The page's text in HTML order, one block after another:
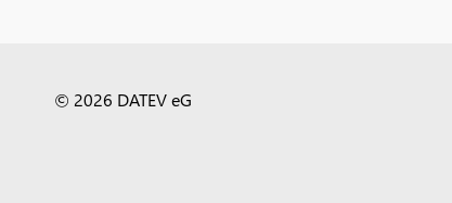
© 2026 DATEV eG